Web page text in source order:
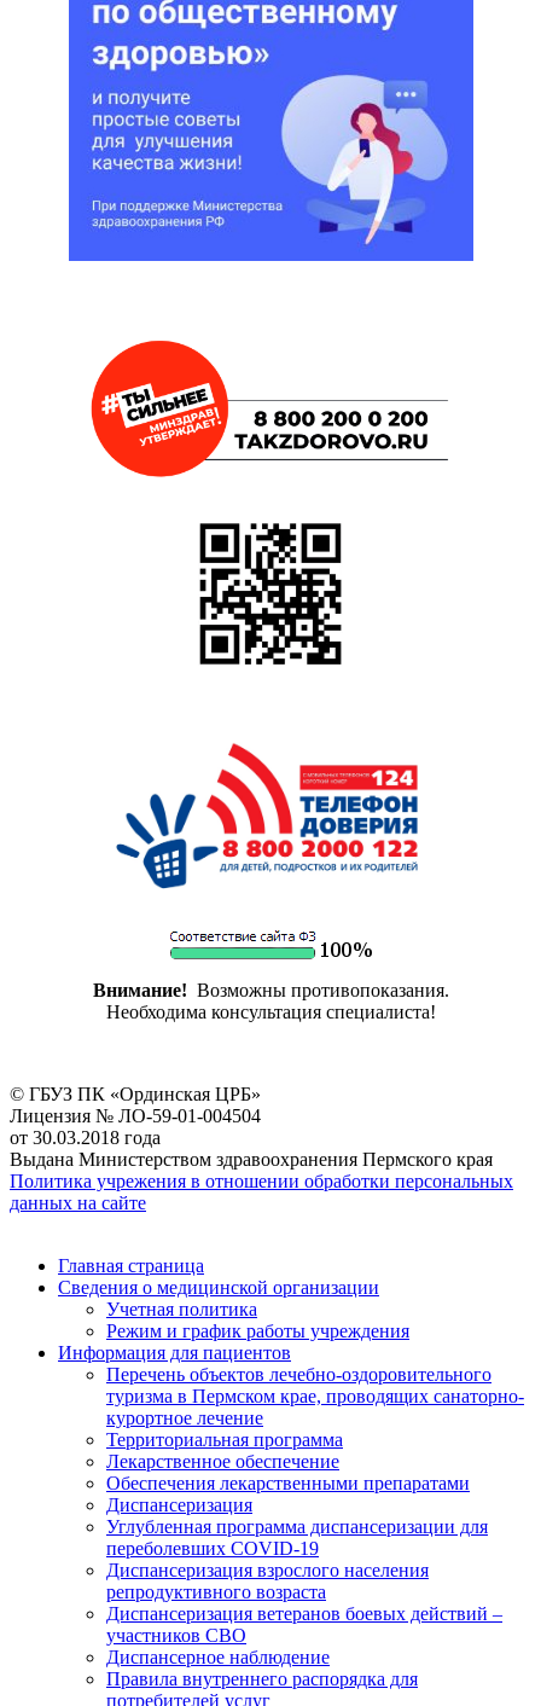
Внимание! Возможны противопоказания.
Необходима консультация специалиста!
© ГБУЗ ПК «Ординская ЦРБ»
Лицензия № ЛО-59-01-004504
от 30.03.2018 года
Выдана Министерством здравоохранения Пермского края
Политика учрежения в отношении обработки персональных
данных на сайте
Главная страница
Сведения о медицинской организации
Учетная политика
Режим и график работы учреждения
Информация для пациентов
Перечень объектов лечебно-оздоровительного
туризма в Пермском крае, проводящих санаторно-
курортное лечение
Территориальная программа
Лекарственное обеспечение
Обеспечения лекарственными препаратами
Диспансеризация
Углубленная программа диспансеризации для
переболевших COVID-19
Диспансеризация взрослого населения
репродуктивного возраста
Диспансеризация ветеранов боевых действий –
участников СВО
Диспансерное наблюдение
Правила внутреннего распорядка для
потребителей услуг